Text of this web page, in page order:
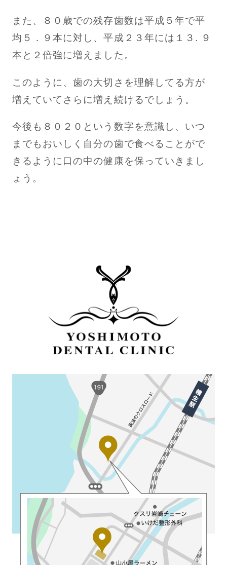
また、８０歳での残存歯数は平成５年で平
均５．９本に対し、平成２３年には１３. ９
本と２倍強に増えました。
このように、歯の大切さを理解してる方が
増えていてさらに増え続けるでしょう。
今後も８０２０という数字を意識し、いつ
までもおいしく自分の歯で食べることがで
きるように口の中の健康を保っていきまし
ょう。